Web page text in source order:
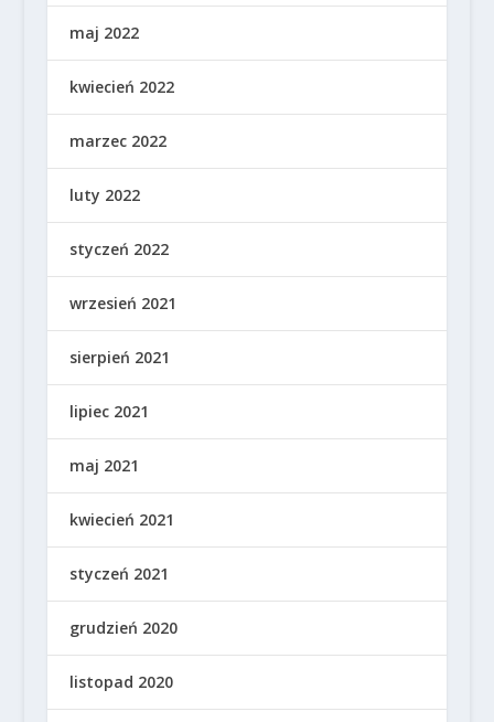
maj 2022
kwiecień 2022
marzec 2022
luty 2022
styczeń 2022
wrzesień 2021
sierpień 2021
lipiec 2021
maj 2021
kwiecień 2021
styczeń 2021
grudzień 2020
listopad 2020